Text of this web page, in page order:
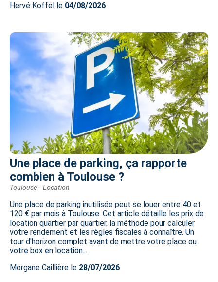
Hervé Koffel le 04/08/2026
Une place de parking, ça rapporte
combien à Toulouse ?
Toulouse - Location
Une place de parking inutilisée peut se louer entre 40 et
120 € par mois à Toulouse. Cet article détaille les prix de
location quartier par quartier, la méthode pour calculer
votre rendement et les règles fiscales à connaître. Un
tour d'horizon complet avant de mettre votre place ou
votre box en location....
Morgane Caillière le 28/07/2026